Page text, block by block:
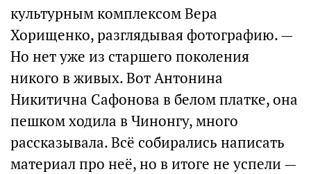
культурным комплексом Вера
Хорищенко, разглядывая фотографию. —
Но нет уже из старшего поколения
никого в живых. Вот Антонина
Никитична Сафонова в белом платке, она
пешком ходила в Чинонгу, много
рассказывала. Всё собирались написать
материал про неё, но в итоге не успели —